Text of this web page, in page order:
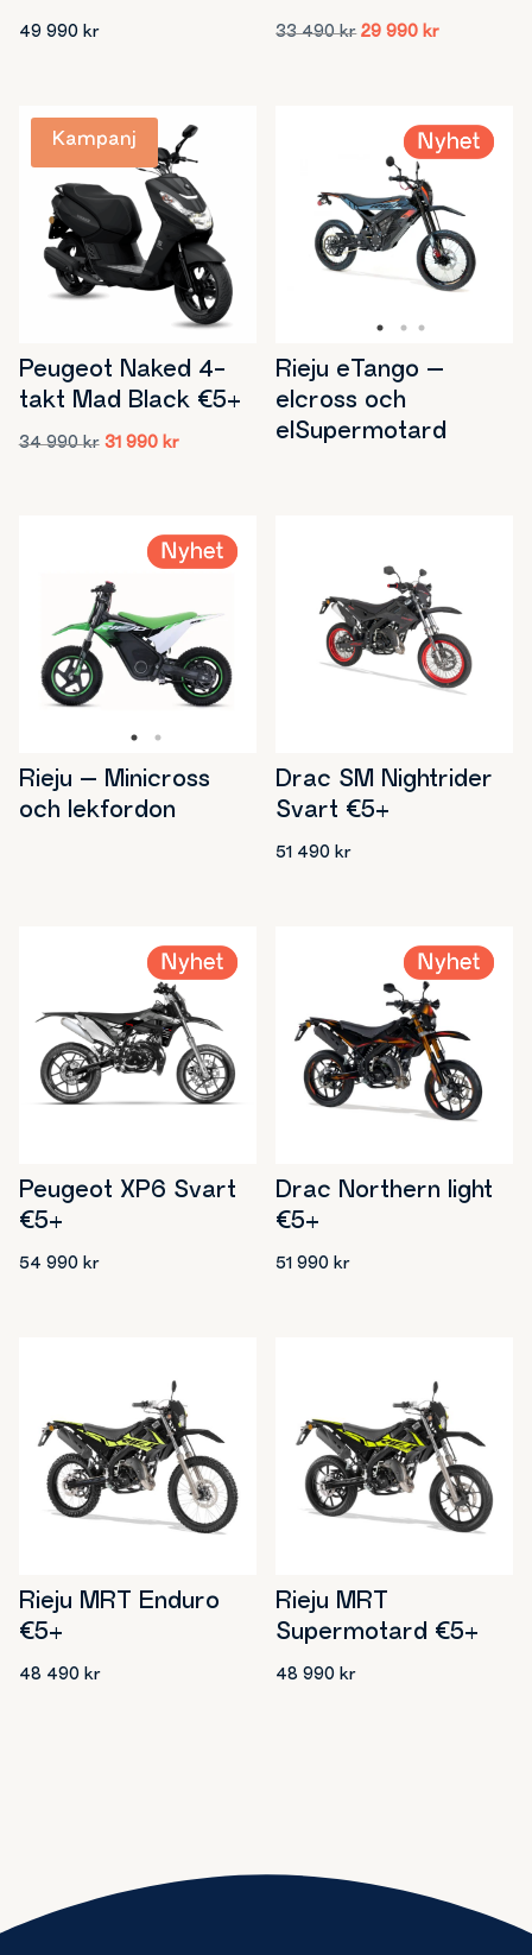
49 990 kr 33 490kr Det
490 kr.
29 990 krDet
är:
29
Peugeot Naked 4-
takt Mad Black €5+
34 990kr Det
990 kr.
31 990 krDet
är:
31
Rieju eTango –
elcross och
elSupermotard
Rieju – Minicross
och lekfordon
Drac SM Nightrider
Svart €5+
51 490kr
Peugeot XP6 Svart
€5+
54 990 kr
Drac Northern light
€5+
51 990kr
Rieju MRT Enduro
€5+
48 490 kr
Rieju MRT
Supermotard €5+
48 990kr